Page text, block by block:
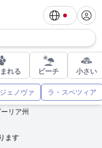
れる ビーチ 小さい
ジェノヴァ ラ・スペツィア
ーリア州
ます